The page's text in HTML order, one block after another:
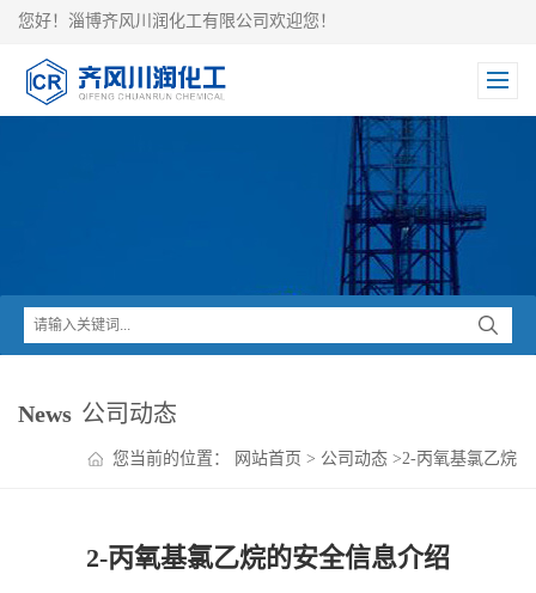
您好！淄博齐风川润化工有限公司欢迎您！
News 公司动态
您当前的位置： 网站首页 > 公司动态 >2-丙氧基氯乙烷
2-丙氧基氯乙烷的安全信息介绍